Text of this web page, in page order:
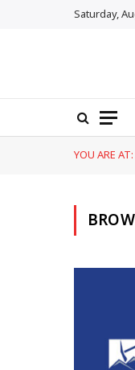
Saturday,
YOU ARE AT: